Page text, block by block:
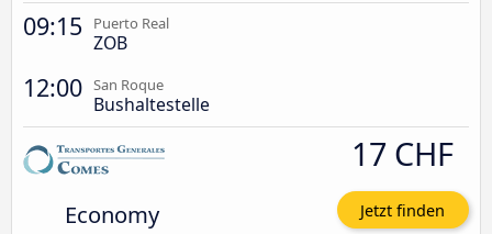
09:15 Puerto Real
ZOB
12:00 San Roque
Bushaltestelle
Economy
17 CHF
Jetzt finden